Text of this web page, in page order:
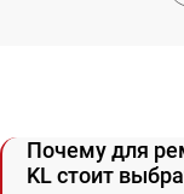
Почему для
KL стоит